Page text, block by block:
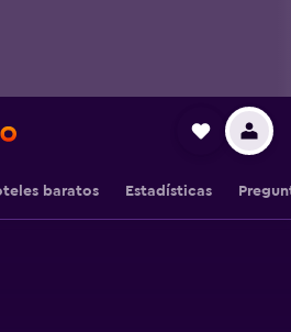
baratos Estadísticas